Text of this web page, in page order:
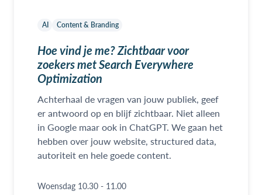
AI Content & Branding
Hoe vind je me? Zichtbaar voor
zoekers met Search Everywhere
Optimization
Achterhaal de vragen van jouw publiek, geef
er antwoord op en blijf zichtbaar. Niet alleen
in Google maar ook in ChatGPT. We gaan het
hebben over jouw website, structured data,
autoriteit en hele goede content.
Woensdag 10.30 - 11.00